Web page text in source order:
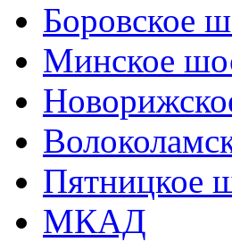
Боровское
Минское
Пятницкое
МКАД